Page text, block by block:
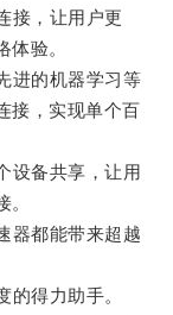
，让用户更
验。
的机器学习等
接，实现单个百
备共享，让用
都能带来超越
得力助手。